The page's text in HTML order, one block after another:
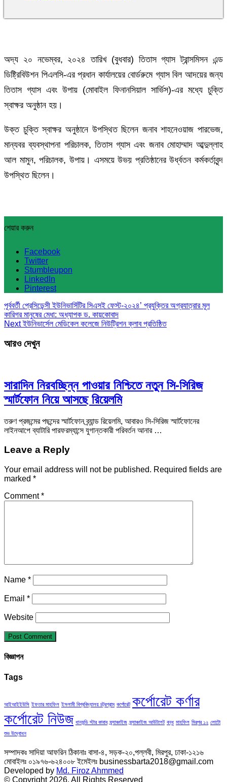
অদ্য ২০ নভেম্বর, ২০২৪ তারিখ (বুধবার) তিতাস গ্যাস ট্রান্সমিসন এন্ড
ডিষ্ট্রিবিউশন পিএলসি-এর প্রধান কার্যালয়ের বোর্ডরুমে গ্যাস বিল আদয়ের জন্য
তিতাস গ্যাস এবং উপায় (মোবাইল ফিনানসিয়াল সার্ভিস)-এর মধ্যে চুক্তি
স্বাক্ষর অনুষ্ঠান হয়।
উক্ত চুক্তি স্বাক্ষর অনুষ্ঠানে উপস্থিত ছিলেন জনাব শাহনেওয়াজ পারভেজ,
মান্যবর ব্যবস্থাপনা পরিচালক, তিতাস গ্যাস এবং জনাব মোহাম্মাদ আব্দুল্লাহ
আল মামুন, পরিচালক, উপায়। এসময়ে উভয় প্রতিষ্ঠানের উর্ধ্বতন কর্মকর্তাবৃন্দ
উপস্থিত ছিলেন।
শেয়ার করুন
Facebook
Twitter
Stumbleupon
LinkedIn
Pinterest
পূর্ববর্তী প্রেসিডেন্সী ইউনিভার্সিটির সিএসই ফেস্ট-২০২৪’ প্রযুক্তির অগ্রযাত্রার মূল
কারিগর মানুষের মেধা: অধ্যাপক ড. কায়কোবাদ
Nextইউনিভার্সেল মেডিকেল কলেজে নিউট্রিশন ক্লাব প্রতিষ্ঠিত
আরও দেখুন
সারাদিন নিরবচ্ছিন্ন পাওয়ার নিশ্চিতে নতুন সি-সিরিজ
স্মার্টফোন নিয়ে আসছে রিয়েলমি
তরুণ প্রজন্মের পছন্দের স্মার্টফোন ব্র্যান্ড রিয়েলমি, আবারও সি-সিরিজ স্মার্টফোনের
লাইনআপে ব্যাটারি পারফরম্যান্সে যুগান্তকারী পরিবর্তন আনার …
Leave a Reply
Your email address will not be published. Required fields are
marked *
Comment*
Name *
Email *
Website
বিজ্ঞাপন
Tags
আইআইইউসি ইফতার মাহফিল ইসলামী বিশ্ববিদ্যালয় চট্রগ্রাম কর্পোরেট কর্পোরেট কর্ণার
কর্পোরেট নিউজ ধানমন্ডি স্টার কাবাব ফ্র্যাঞ্চাইজ ফ্র্যাঞ্চাইজ আউটলেট বন্ধু মাহফিল মিরপুর ১২ লোটো
শুভ উদ্বোধন
সম্পাদকঃ সাদিয়া আফরিন ঠিকানাঃ বাসা-৪, সড়ক-২০,পল্লবী, মিরপুর, ঢাকা-১২১৬
মোবাইলঃ ০১৯৭৬-৬২৪০০৮ ইমেইলঃ businessbarta2018@gmail.com
Developed by Md. Firoz Ahmmed
© Copyright 2026, All Rights Reserved